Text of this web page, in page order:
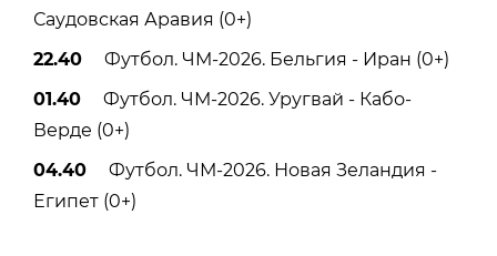
Саудовская Аравия (0+)
22.40 Футбол. ЧМ-2026. Бельгия - Иран (0+)
01.40 Футбол. ЧМ-2026. Уругвай - Кабо-
Верде (0+)
04.40 Футбол. ЧМ-2026. Новая Зеландия -
Египет (0+)